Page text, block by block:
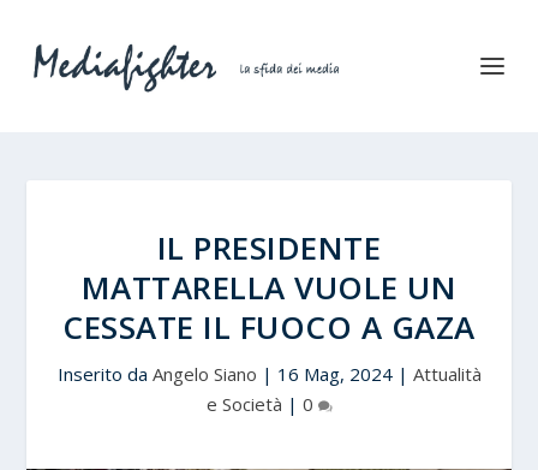
IL PRESIDENTE
MATTARELLA VUOLE UN
CESSATE IL FUOCO A GAZA
Inserito da Angelo Siano | 16 Mag, 2024| Attualità
e Società | 0